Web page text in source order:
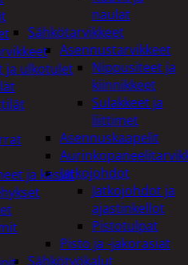
naulat
Sähkötarvikkeet
Asennustarvikkeet
Nippusiteet ja
kiinnikkeet
Sulakkeet ja
liittimet
Asennuskaapelit
Jatkojohdot
Jatkojohdot ja
ajastinkellot
Pistotulpat
Pisto ja -jakorasiat
Sähkötyökalut
ja ulkotulet
ja kasvit